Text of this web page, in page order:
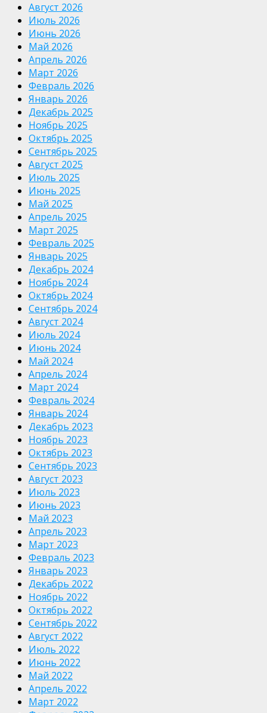
Август 2026
Июль 2026
Июнь 2026
Май 2026
Апрель 2026
Март 2026
Февраль 2026
Январь 2026
Декабрь 2025
Ноябрь 2025
Октябрь 2025
Сентябрь 2025
Август 2025
Июль 2025
Июнь 2025
Май 2025
Апрель 2025
Март 2025
Февраль 2025
Январь 2025
Декабрь 2024
Ноябрь 2024
Октябрь 2024
Сентябрь 2024
Август 2024
Июль 2024
Июнь 2024
Май 2024
Апрель 2024
Март 2024
Февраль 2024
Январь 2024
Декабрь 2023
Ноябрь 2023
Октябрь 2023
Сентябрь 2023
Август 2023
Июль 2023
Июнь 2023
Май 2023
Апрель 2023
Март 2023
Февраль 2023
Январь 2023
Декабрь 2022
Ноябрь 2022
Октябрь 2022
Сентябрь 2022
Август 2022
Июль 2022
Июнь 2022
Май 2022
Апрель 2022
Март 2022